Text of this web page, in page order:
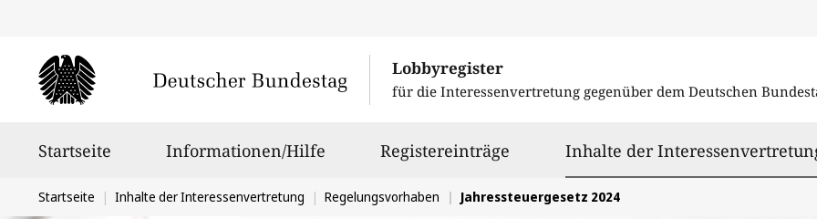
Lobbyregister
für die Interessenvertretung gegenüber dem Deutschen
Startseite Informationen/Hilfe Registereinträge Inhalte der
Sie
Startseite Inhalte der Interessenvertretung Regelungsvorhaben Jahressteuergesetz 2024